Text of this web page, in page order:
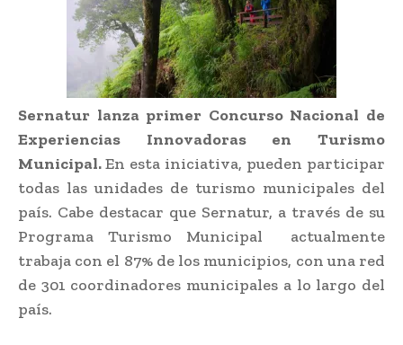
Sernatur lanza primer Concurso Nacional de
Experiencias Innovadoras en Turismo
Municipal.En esta iniciativa, pueden participar
todas las unidades de turismo municipales del
país. Cabe destacar que Sernatur, a través de su
Programa Turismo Municipal actualmente
trabaja con el 87% de los municipios, con una red
de 301 coordinadores municipales a lo largo del
país.